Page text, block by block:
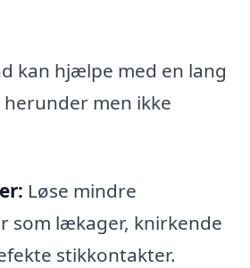
kan hjælpe med en lang
men ikke
Løse mindre
som lækager, knirkende
stikkontakter.